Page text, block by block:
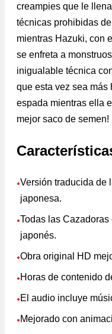
creampies que le
técnicas prohibidas
mientras Hazuki, con
se enfreta a
inigualable técnica
que esta vez sea más
espada mientras ella
mejor saco de semen!
●Versión traducida de
japonesa.
●Todas las
japonés.
●Obra original HD
● Horas de contenido
● El audio incluye
● Mejorado con